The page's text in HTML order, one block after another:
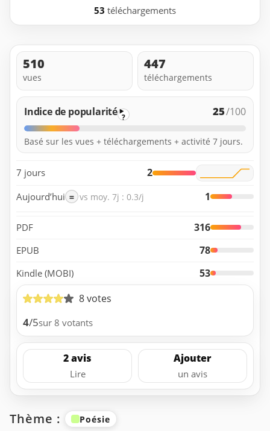
53 téléchargements
510
vues
447
téléchargements
Indice de popularité ? 25/100
Basé sur les vues + téléchargements + activité 7 jours.
7 jours 2
Aujourd’hui = vs moy. 7j : 0.3/j 1
PDF 316
EPUB 78
Kindle (MOBI)
53
8 votes
4/5sur 8 votants
2 avis
Lire
Ajouter
un avis
Thème : Poésie